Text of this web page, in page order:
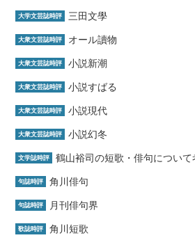
大学文芸誌時評 三田文學
大衆文芸誌時評 オール讀物
大衆文芸誌時評 小説新潮
大衆文芸誌時評 小説すばる
大衆文芸誌時評 小説現代
大衆文芸誌時評 小説幻冬
文学誌時評 鶴山裕司の短歌・俳句につい
句誌時評 角川俳句
句誌時評 月刊俳句界
歌誌時評 角川短歌